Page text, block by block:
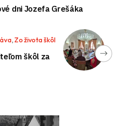
dni Jozefa Grešáka
,Zo života škôl
škôl za